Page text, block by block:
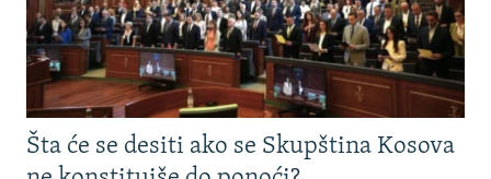
Šta će se desiti ako se Skupština Kosova